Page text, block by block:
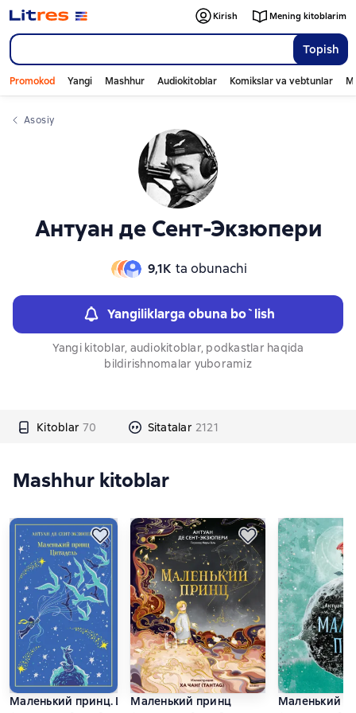
Topish
Kirish Mening kitoblarim
Promokod Yangi Mashhur Audiokitoblar Komikslar va vebtunlar
Asosiy
Антуан де Сент-Экзюпери
9,1К ta obunachi
Yangiliklarga obuna bo`lish
Yangi kitoblar, audiokitoblar, podkastlar haqida
bildirishnomalar yuboramiz
Kitoblar 70 Sitatalar 2121
Слайдер с книгами
Mashhur kitoblar
Маленький принц. ЦитадельМаленький принц
Маленький
Слайдер с книгами